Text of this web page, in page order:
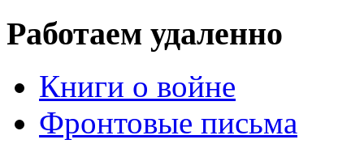
Работаем удаленно
Книги о войне
Фронтовые письма